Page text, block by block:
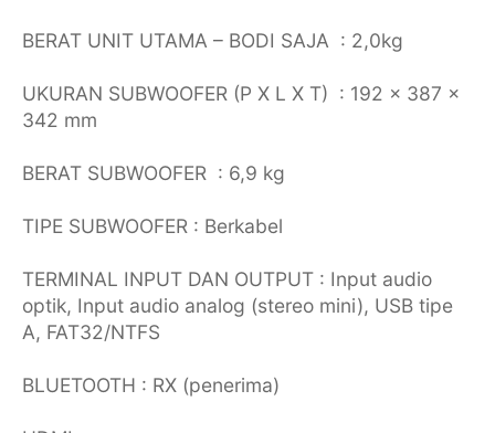
BERAT UNIT UTAMA – BODI SAJA : 2,0kg
UKURAN SUBWOOFER (P X L X T) : 192 x 387 x
342 mm
BERAT SUBWOOFER : 6,9 kg
TIPE SUBWOOFER : Berkabel
TERMINAL INPUT DAN OUTPUT : Input audio
optik, Input audio analog (stereo mini), USB tipe
A, FAT32/NTFS
BLUETOOTH : RX (penerima)